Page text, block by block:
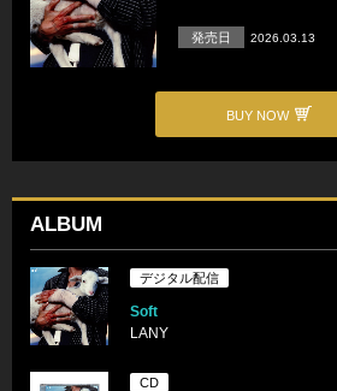
発売日 2026.03.13
BUY NOW
ALBUM
デジタル配信
Soft
LANY
CD